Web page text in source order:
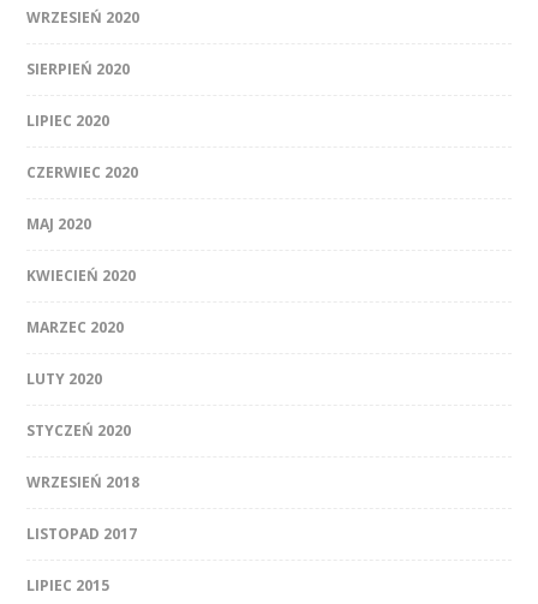
WRZESIEŃ 2020
SIERPIEŃ 2020
LIPIEC 2020
CZERWIEC 2020
MAJ 2020
KWIECIEŃ 2020
MARZEC 2020
LUTY 2020
STYCZEŃ 2020
WRZESIEŃ 2018
LISTOPAD 2017
LIPIEC 2015